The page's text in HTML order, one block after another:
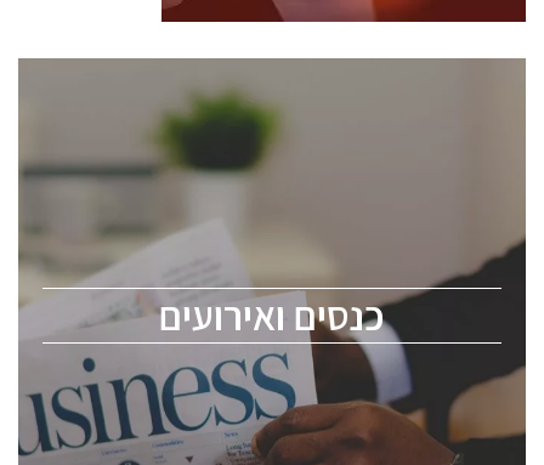
כנסים ואירועים
כנסים ואירועים
לכל העוסקים בתעשיית הסמיקונדקטור כולל מהנדסים,
ChipEx2026 will be held on May 12-13, 2026. The
conference is intended for everyone involved in the
semiconductor industry, including engineers,
professional experts, and senior executives.